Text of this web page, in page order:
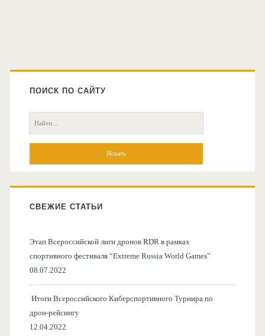
Главная
боковая
колонка
ПОИСК ПО САЙТУ
Поиск:
СВЕЖИЕ СТАТЬИ
Этап Всероссийской лиги дронов RDR в рамках
спортивного фестиваля “Extreme Russia World Games”
08.07.2022
Итоги Всероссийского Киберспортивного Турнира по
дрон-рейсингу
12.04.2022